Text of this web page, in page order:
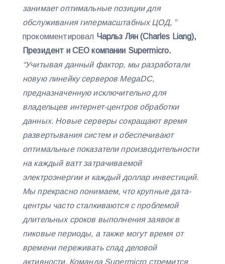
занимает оптимальные позиции для
обслуживания гипермасштабных ЦОД, ”
прокомментировал Чарльз Лян (Charles Liang),
Президент и CEO компании Supermicro.
“Учитывая данный фактор, мы разработали
новую линейку серверов MegaDC,
предназначенную исключительно для
владельцев интернет-центров обработки
данных. Новые серверы сокращают время
развертывания систем и обеспечивают
оптимальные показатели производительности
на каждый ватт затрачиваемой
электроэнергии и каждый доллар инвестиций.
Мы прекрасно понимаем, что крупные дата-
центры часто сталкиваются с проблемой
длительных сроков выполнения заявок в
пиковые периоды, а также могут время от
времени переживать спад деловой
активности. Команда Supermicro стремится